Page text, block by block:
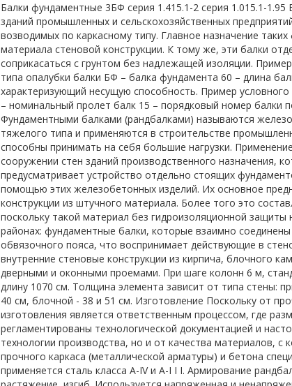
Балки фундаментные 3БФ серия 1.415.1-2 серия 1.015.1-
зданий промышленных и сельскохозяйственных
возводимых по каркасному типу. Главное назначение
материала стеновой конструкции. К тому же, эти балки
соприкасаться с грунтом без надлежащей изоляции.
типа опалубки балки БФ – балка фундамента 60 – длина
характеризующий несущую способность. Пример
– номинальный пролет балк 15 – порядковый номер балки
Фундаментными балками (рандбалками) называются
тяжелого типа и применяются в строительстве
способны принимать на себя большие нагрузки.
сооружении стен зданий производственного назначения,
предусматривает устройство отдельно стоящих
помощью этих железобетонных изделий. Их основное
конструкции из штучного материала. Более того это
поскольку такой материал без гидроизоляционной
районах: фундаментные балки, которые взаимно
обвязочного пояса, что воспринимает действующие в
внутренние стеновые конструкции из кирпича, блочного
дверными и оконными проемами. При шаге колонн 6 м,
длину 1070 см. Толщина элемента зависит от типа стены:
40 см, блочной - 38 и 51 см. Изготовление Поскольку от
изготовления является ответственным процессом, где
регламентированы технологической документацией и
технологии производства, но и от качества материалов,
прочного каркаса (металлической арматуры) и бетона
применяется сталь класса A-IV и A-I I I. Армирование